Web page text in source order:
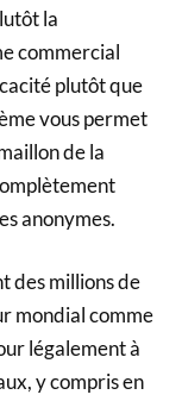
la
commercial
plutôt que
vous permet
de la
anonymes.
des millions de
mondial comme
légalement à
y compris en